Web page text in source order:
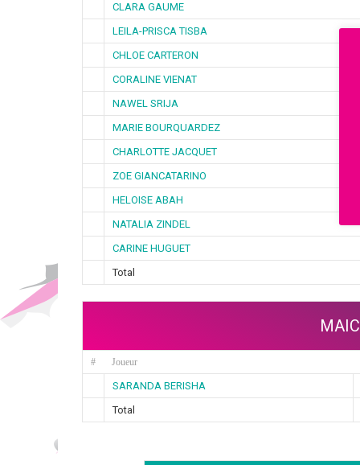
CLARA GAUME
LEILA-PRISCA TISBA
CHLOE CARTERON
CORALINE VIENAT
NAWEL SRIJA
MARIE BOURQUARDEZ
CHARLOTTE JACQUET
ZOE GIANCATARINO
HELOISE ABAH
NATALIA ZINDEL
CARINE HUGUET
Total
# Joueur
SARANDA BERISHA
Total